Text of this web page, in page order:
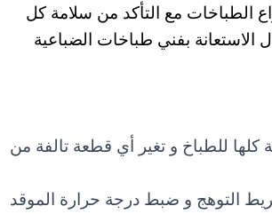
الطباخات مع التأكد من سلامة كل
بفني طباخات الضباعية
كلها للطباخ و تغير أي قطعة تالفة من
التوهج و ضبط درجة حرارة الموقد